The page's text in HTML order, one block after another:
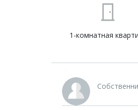
1-комнатная